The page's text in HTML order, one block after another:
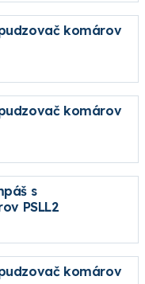
komárov
komárov
s
PSLL2
komárov